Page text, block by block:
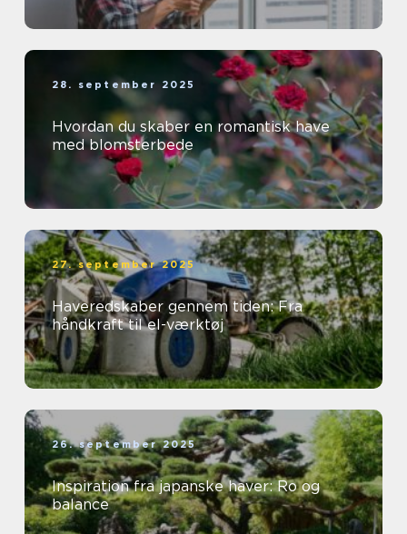
28. september 2025
Hvordan du skaber en romantisk have
med blomsterbede
27. september 2025
Haveredskaber gennem tiden: Fra
håndkraft til el-værktøj
26. september 2025
Inspiration fra japanske haver: Ro og
balance